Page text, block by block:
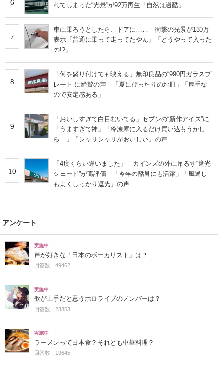
6 れてしまった“光景”が92万再生「自然は過酷」
7
車に乗ろうとしたら、ドアに…… 衝撃の光景が130万
表示「普通に乗って走ってたやん」「どうやって入った
の!?」
8
「何を盛り付けても映える」無印良品の“990円ガラスプ
レート”に絶賛の声 「夏にぴったりのお皿」「厚手な
ので安定感ある」
9
「おいしすぎて白目むいてる」セブンの“新作アイス”に
「うますぎて神」「冷凍庫に入るだけ買い込もうかし
ら…」「シャリシャリがおいしい」の声
10
「4度くらい違いました」 カインズの外に吊るす“遮光
シェード”が高評価 「今年の酷暑にも活躍」「風通し
もよくしっかり遮光」の声
アンケート
実施中
声が好きな「日本のボーカリスト」は？
回答数：49462
実施中
歌が上手だと思うホロライブのメンバーは？
回答数：23853
実施中
ラーメンって日本食？それとも中華料理？
回答数：19645